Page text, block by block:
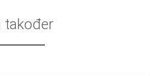
također